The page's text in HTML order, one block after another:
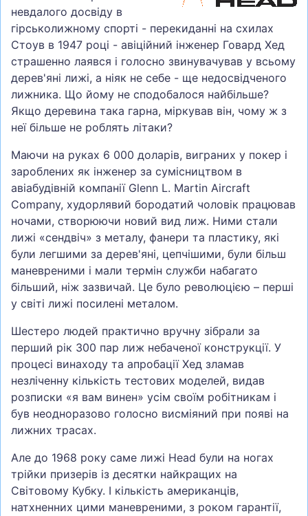
невдалого досвіду в
гірськолижному спорті - перекиданні на схилах
Стоув в 1947 році - авіційний інженер Говард Хед
страшенно лаявся і голосно звинувачував у всьому
дерев'яні лижі, а ніяк не себе - ще недосвідченого
лижника. Що йому не сподобалося найбільше?
Якщо деревина така гарна, міркував він, чому ж з
неї більше не роблять літаки?
Маючи на руках 6 000 доларів, виграних у покер і
зароблених як інженер за сумісництвом в
авіабудівній компанії Glenn L. Martin Aircraft
Company, худорлявий бородатий чоловік працював
ночами, створюючи новий вид лиж. Ними стали
лижі «сендвіч» з металу, фанери та пластику, які
були легшими за дерев'яні, цепчішими, були більш
маневреними і мали термін служби набагато
більший, ніж зазвичай. Це було революцією – перші
у світі лижі посилені металом.
Шестеро людей практично вручну зібрали за
перший рік 300 пар лиж небаченої конструкції. У
процесі винаходу та апробації Хед зламав
незліченну кількість тестових моделей, видав
розписки «я вам винен» усім своїм робітникам і
був неодноразово голосно висміяний при появі на
лижних трасах.
Але до 1968 року саме лижі Head були на ногах
трійки призерів із десятки найкращих на
Світовому Кубку. І кількість американців,
натхненних цими маневреними, з роком гарантії,